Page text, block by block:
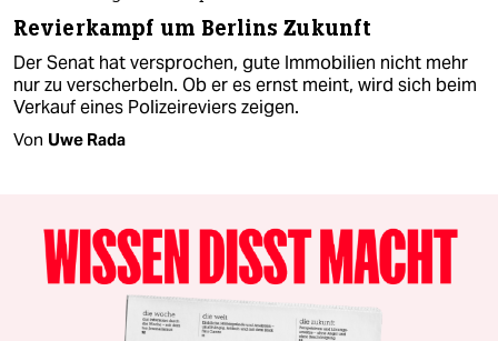
Revierkampf um Berlins Zukunft
Der Senat hat versprochen, gute Immobilien nicht mehr
nur zu verscherbeln. Ob er es ernst meint, wird sich beim
Verkauf eines Polizeireviers zeigen.
Von Uwe Rada